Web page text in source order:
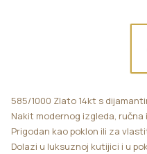
585/1000 Zlato 14kt s
Nakit modernog izgleda,
Prigodan kao poklon ili za
Dolazi u luksuznoj kutijici i u